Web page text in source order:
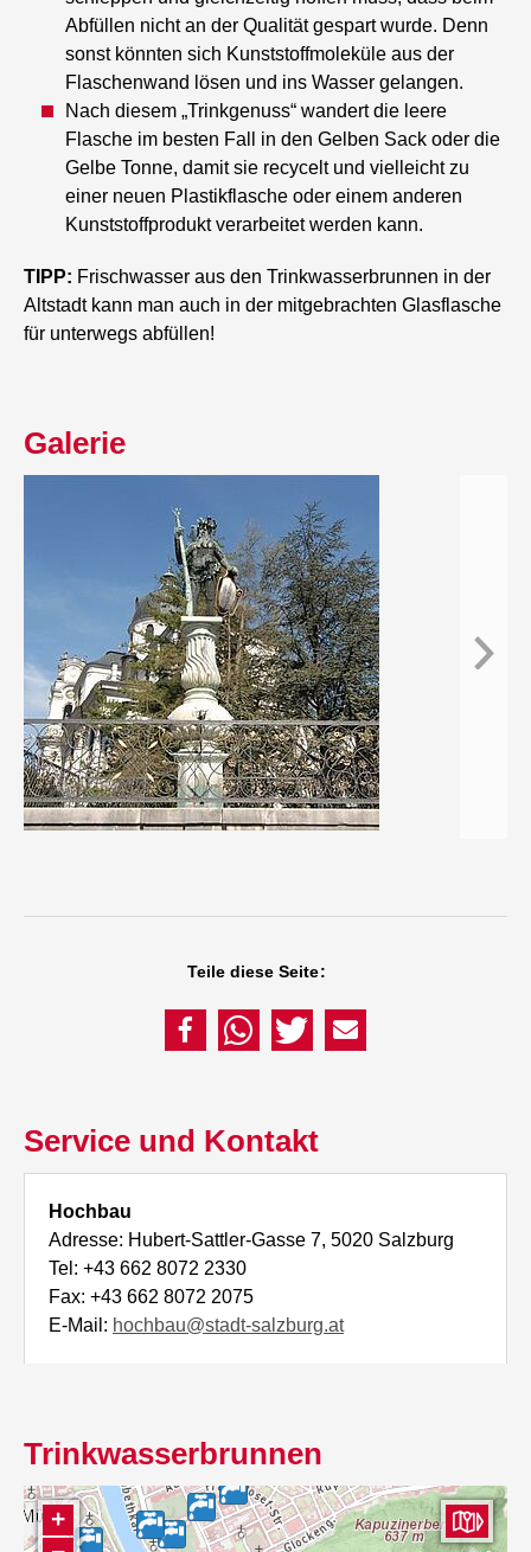
Abfüllen nicht an der Qualität gespart wurde. Denn
sonst könnten sich Kunststoffmoleküle aus der
Flaschenwand lösen und ins Wasser gelangen.
Nach diesem „Trinkgenuss“ wandert die leere
Flasche im besten Fall in den Gelben Sack oder die
Gelbe Tonne, damit sie recycelt und vielleicht zu
einer neuen Plastikflasche oder einem anderen
Kunststoffprodukt verarbeitet werden kann.
TIPP: Frischwasser aus den Trinkwasserbrunnen in der
Altstadt kann man auch in der mitgebrachten Glasflasche
für unterwegs abfüllen!
Galerie
Teile diese Seite:
Service und Kontakt
Hochbau
Adresse: Hubert-Sattler-Gasse 7, 5020 Salzburg
Tel: +43 662 8072 2330
Fax: +43 662 8072 2075
E-Mail: hochbau@stadt-salzburg.at
Trinkwasserbrunnen